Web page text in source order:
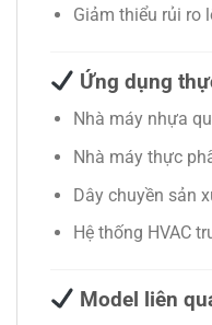
Giảm thiểu rủi ro
Ứng dụng
Nhà máy nhựa
Nhà máy thực
Dây chuyền sản
Hệ thống HVAC
Model liên